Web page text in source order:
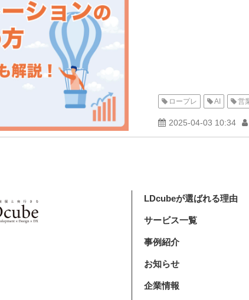
ロープレ AI 営
2025-04-03 10:34
LDcubeが選ばれる理由
サービス一覧
事例紹介
お知らせ
企業情報